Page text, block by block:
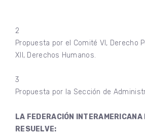
2
Propuesta por el Comité VI, Derecho
XII, Derechos Humanos.
3
Propuesta por la Sección de
LA FEDERACIÓN INTERAMERICANA
RESUELVE: